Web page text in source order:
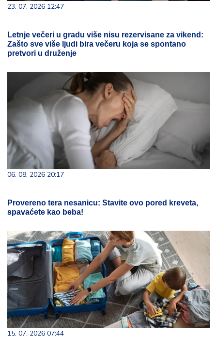
23. 07. 2026 12:47
Letnje večeri u gradu više nisu rezervisane za vikend:
Zašto sve više ljudi bira večeru koja se spontano
pretvori u druženje
06. 08. 2026 20:17
Provereno tera nesanicu: Stavite ovo pored kreveta,
spavaćete kao beba!
15. 07. 2026 07:44